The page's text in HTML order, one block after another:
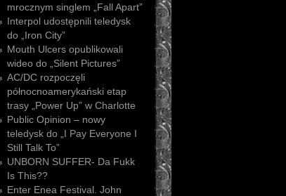
mrocznym singlem „Fall Apart”
Interpol udostępnili teledysk
do „Iron City”
Mouth Ulcers opublikowali
wideo do „Silent Pictures”
AC/DC rozpoczęli
północnoamerykański etap
trasy „Power Up” w Charlotte
Public Opinion – nowy
teledysk do „I Pay Everyone I
Still Talk To”
UNBORN SUFFER- Da Fukk
Is This??
Enter Enea Festival. John